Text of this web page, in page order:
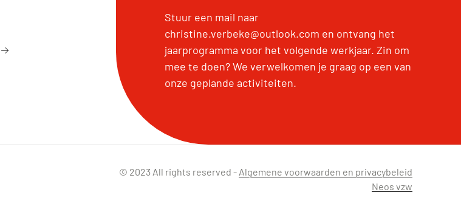
Stuur een mail naar
christine.verbeke@outlook.com en ontvang het
jaarprogramma voor het volgende werkjaar. Zin om
mee te doen? We verwelkomen je graag op een van
onze geplande activiteiten.
© 2023 All rights reserved - Algemene voorwaarden en privacybeleid
Neos vzw